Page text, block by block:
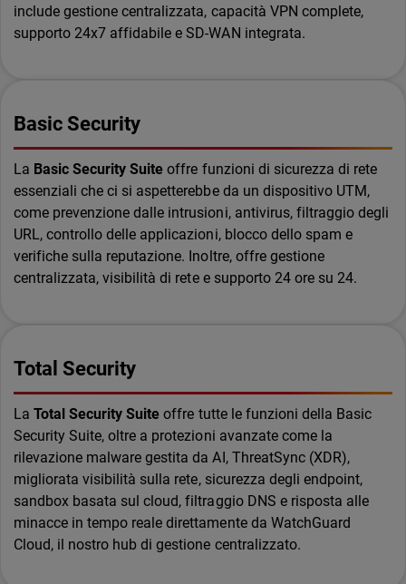
include gestione centralizzata, capacità VPN complete,
supporto 24x7 affidabile e SD-WAN integrata.
Basic Security
La Basic Security Suite offre funzioni di sicurezza di rete
essenziali che ci si aspetterebbe da un dispositivo UTM,
come prevenzione dalle intrusioni, antivirus, filtraggio degli
URL, controllo delle applicazioni, blocco dello spam e
verifiche sulla reputazione. Inoltre, offre gestione
centralizzata, visibilità di rete e supporto 24 ore su 24.
Total Security
LaTotal Security Suite offre tutte le funzioni della Basic
Security Suite, oltre a protezioni avanzate come la
rilevazione malware gestita da AI, ThreatSync (XDR),
migliorata visibilità sulla rete, sicurezza degli endpoint,
sandbox basata sul cloud, filtraggio DNS e risposta alle
minacce in tempo reale direttamente da WatchGuard
Cloud, il nostro hub di gestione centralizzato.